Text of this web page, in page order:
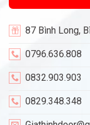
87 Bình Long,
0796.636.808
0832.903.903
0829.348.348